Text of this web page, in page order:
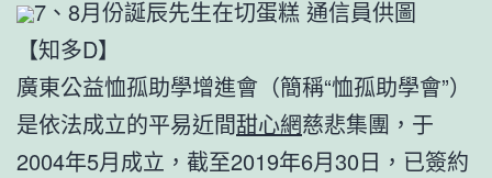
7、8月份誕辰先生在切蛋糕 通信員供圖
【知多D】
廣東公益恤孤助學增進會（簡稱“恤孤助學會”）
是依法成立的平易近間甜心網慈悲集團，于
2004年5月成立，截至2019年6月30日，已簽約